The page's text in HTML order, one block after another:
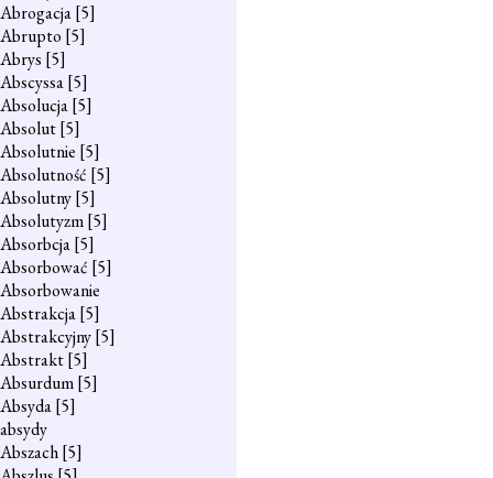
Abrogacja[5]
Abrupto [5]
Abrys [5]
Abscyssa[5]
Absolucja[5]
Absolut[5]
Absolutnie [5]
Absolutność [5]
Absolutny[5]
Absolutyzm[5]
Absorbcja[5]
Absorbować [5]
Absorbowanie
Abstrakcja[5]
Abstrakcyjny[5]
Abstrakt[5]
Absurdum[5]
Absyda[5]
absydy
Abszach[5]